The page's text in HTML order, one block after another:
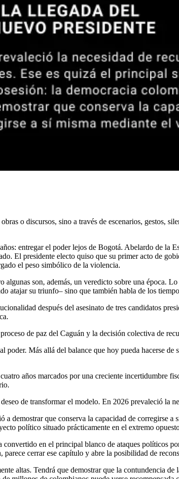
o discursos, sino a través de escenarios, gestos,
entregar el poder lejos de Bogotá. Abelardo de la
El presidente electo quiso que su primer acto de
el peso simbólico de la violencia.
son, además, un veredicto sobre una época.
atajar su triunfo– sino que también habla de los
después del asesinato de tres candidatos
de paz del Caguán y la decisión colectiva de
Más allá del balance que hoy pueda hacerse
años marcados por una creciente incertidumbre
de transformar el modelo. En 2026 prevaleció la
demostrar que conserva la capacidad de corregirse
político situado prácticamente en el extremo
en el principal blanco de ataques políticos
cerrar ese capítulo y abre la posibilidad de
altas. Tendrá que demostrar que la contundencia de